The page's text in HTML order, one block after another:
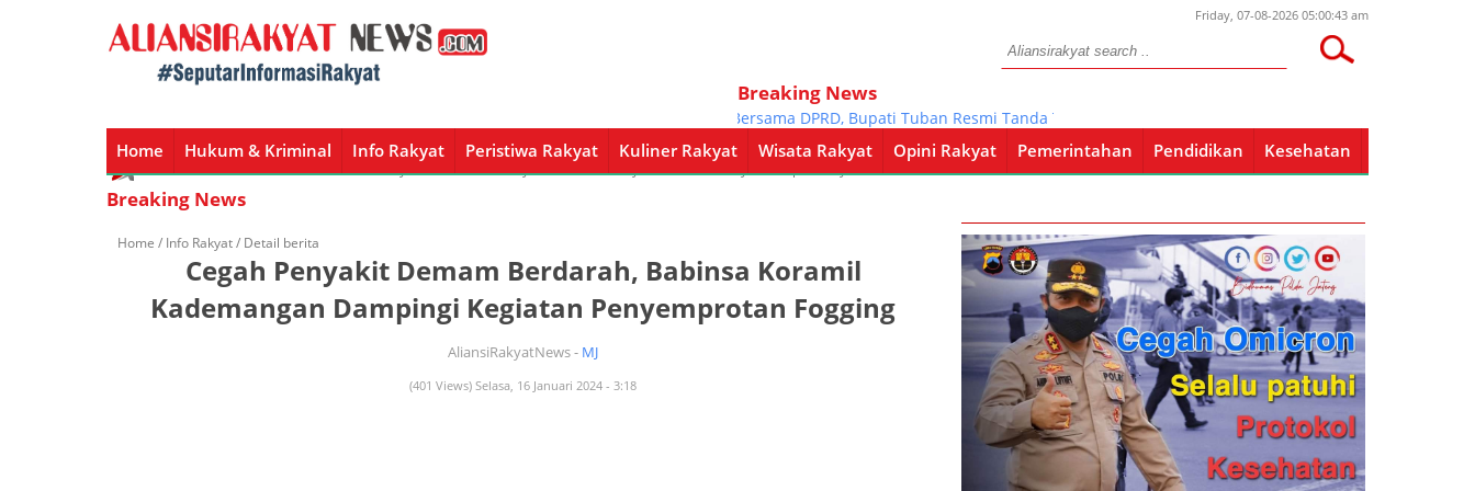
Friday, 07-08-2026 05:00:43 am
Breaking News
Bersama DPRD, Bupati Tuban Resmi Tanda Tangani P-APBD 2021
Home Hukum & Kriminal Info Rakyat Peristiwa Rakyat Kuliner Rakyat Wisata Rakyat Opini Rakyat Pemerintahan Pendidikan Kesehatan
Home Hukum & Kriminal Info Rakyat Peristiwa Rakyat Kuliner Rakyat Wisata Rakyat Opini Rakyat Pemerintahan Pendidikan Kesehatan
Breaking News
Home / Info Rakyat/ Detail berita
Cegah Penyakit Demam Berdarah, Babinsa Koramil
Kademangan Dampingi Kegiatan Penyemprotan Fogging
AliansiRakyatNews - MJ
(401 Views) Selasa, 16 Januari 2024 - 3:18